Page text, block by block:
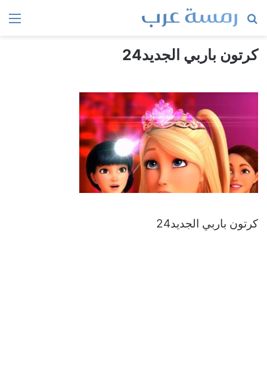
بحث
كرتون باربي الجديد24
كرتون باربي الجديد24